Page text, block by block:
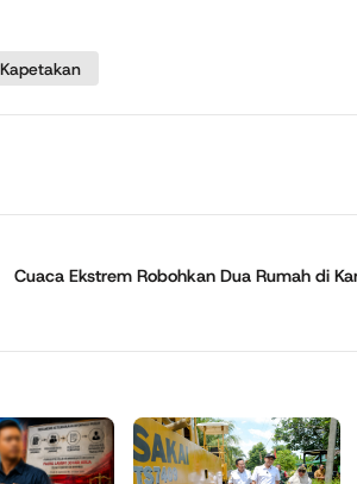
Cuaca Ekstrem Robohkan Dua Rumah di